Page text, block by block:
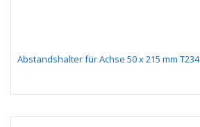
Abstandshalter für Achse 50 x 215 mm T234